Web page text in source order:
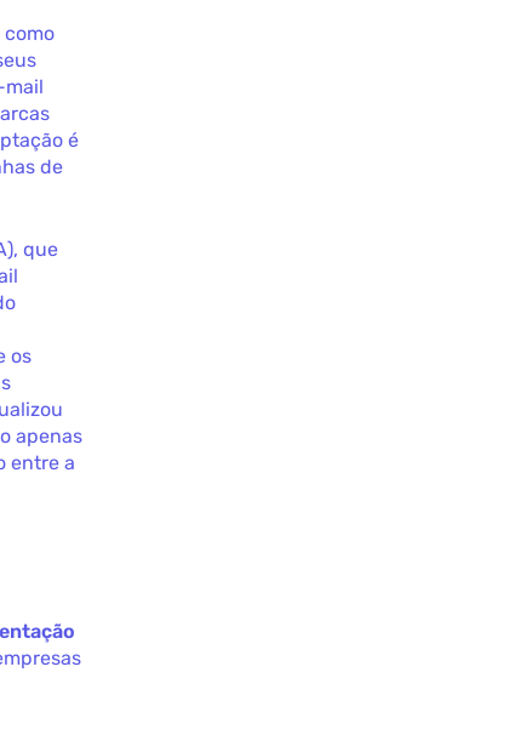
como
mail
é
de
que
os
apenas
entre a